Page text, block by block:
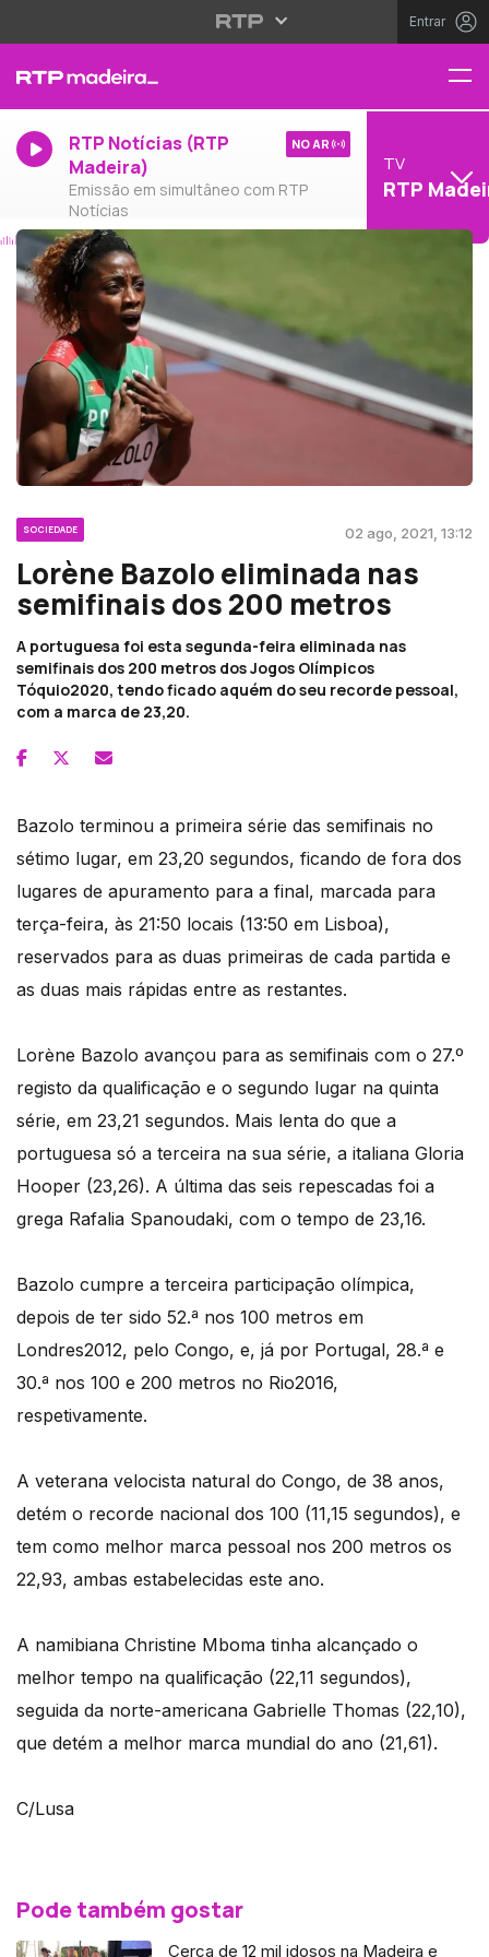
Entrar
RTP Notícias (RTP
Madeira)
Emissão em simultâneo com RTP
Notícias
NO AR
TV
RTP
SOCIEDADE 02 ago, 2021, 13:12
Lorène Bazolo eliminada nas
semifinais dos 200 metros
A portuguesa foi esta segunda-feira eliminada nas
semifinais dos 200 metros dos Jogos Olímpicos
Tóquio2020, tendo ficado aquém do seu recorde pessoal,
com a marca de 23,20.
Bazolo terminou a primeira série das semifinais no
sétimo lugar, em 23,20 segundos, ficando de fora dos
lugares de apuramento para a final, marcada para
terça-feira, às 21:50 locais (13:50 em Lisboa),
reservados para as duas primeiras de cada partida e
as duas mais rápidas entre as restantes.
Lorène Bazolo avançou para as semifinais com o 27.º
registo da qualificação e o segundo lugar na quinta
série, em 23,21 segundos. Mais lenta do que a
portuguesa só a terceira na sua série, a italiana Gloria
Hooper (23,26). A última das seis repescadas foi a
grega Rafalia Spanoudaki, com o tempo de 23,16.
Bazolo cumpre a terceira participação olímpica,
depois de ter sido 52.ª nos 100 metros em
Londres2012, pelo Congo, e, já por Portugal, 28.ª e
30.ª nos 100 e 200 metros no Rio2016,
respetivamente.
A veterana velocista natural do Congo, de 38 anos,
detém o recorde nacional dos 100 (11,15 segundos), e
tem como melhor marca pessoal nos 200 metros os
22,93, ambas estabelecidas este ano.
A namibiana Christine Mboma tinha alcançado o
melhor tempo na qualificação (22,11 segundos),
seguida da norte-americana Gabrielle Thomas (22,10),
que detém a melhor marca mundial do ano (21,61).
C/Lusa
Pode também gostar
Cerca de 12 mil idosos na Madeira e